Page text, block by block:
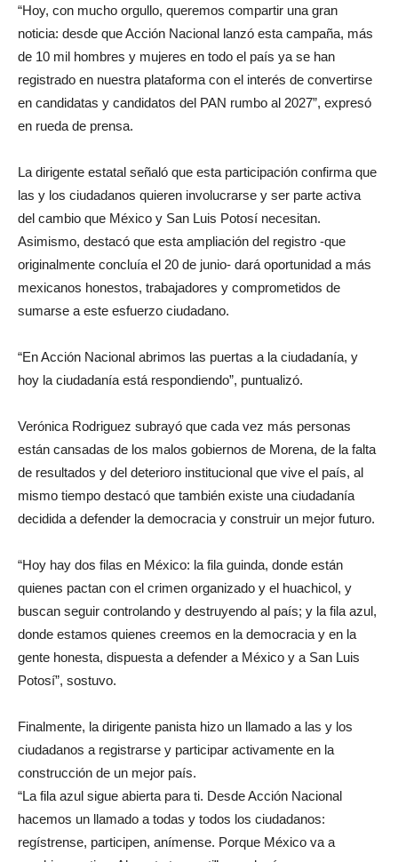
“Hoy, con mucho orgullo, queremos compartir una gran
noticia: desde que Acción Nacional lanzó esta campaña, más
de 10 mil hombres y mujeres en todo el país ya se han
registrado en nuestra plataforma con el interés de convertirse
en candidatas y candidatos del PAN rumbo al 2027”, expresó
en rueda de prensa.
La dirigente estatal señaló que esta participación confirma que
las y los ciudadanos quieren involucrarse y ser parte activa
del cambio que México y San Luis Potosí necesitan.
Asimismo, destacó que esta ampliación del registro -que
originalmente concluía el 20 de junio- dará oportunidad a más
mexicanos honestos, trabajadores y comprometidos de
sumarse a este esfuerzo ciudadano.
“En Acción Nacional abrimos las puertas a la ciudadanía, y
hoy la ciudadanía está respondiendo”, puntualizó.
Verónica Rodriguez subrayó que cada vez más personas
están cansadas de los malos gobiernos de Morena, de la falta
de resultados y del deterioro institucional que vive el país, al
mismo tiempo destacó que también existe una ciudadanía
decidida a defender la democracia y construir un mejor futuro.
“Hoy hay dos filas en México: la fila guinda, donde están
quienes pactan con el crimen organizado y el huachicol, y
buscan seguir controlando y destruyendo al país; y la fila azul,
donde estamos quienes creemos en la democracia y en la
gente honesta, dispuesta a defender a México y a San Luis
Potosí”, sostuvo.
Finalmente, la dirigente panista hizo un llamado a las y los
ciudadanos a registrarse y participar activamente en la
construcción de un mejor país.
“La fila azul sigue abierta para ti. Desde Acción Nacional
hacemos un llamado a todas y todos los ciudadanos:
regístrense, participen, anímense. Porque México va a